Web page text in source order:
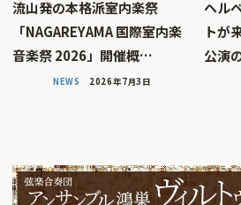
流山発の本格派室内楽祭
「NAGAREYAMA 国際室内楽
音楽祭 2026」開催概…
NEWS 2026年7月3日
ヘル
トが
公演